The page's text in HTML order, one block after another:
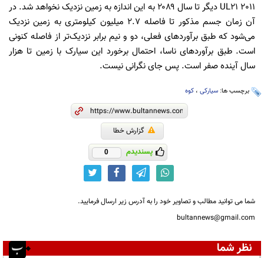
2011 UL21 دیگر تا سال ۲۰۸۹ به این اندازه به زمین نزدیک نخواهد شد. در
آن زمان جسم مذکور تا فاصله ۲.۷ میلیون کیلومتری به زمین نزدیک
می‌شود که طبق برآوردهای فعلی، دو و نیم برابر نزدیک‌تر از فاصله کنونی
است. طبق برآوردهای ناسا، احتمال برخورد این سیارک با زمین تا هزار
سال آینده صفر است. پس جای نگرانی نیست.
برچسب ها: سیارکی ، کوه
گزارش خطا
پسندیدم 0
شما می توانید مطالب و تصاویر خود را به آدرس زیر ارسال فرمایید.
bultannews@gmail.com
نظر شما